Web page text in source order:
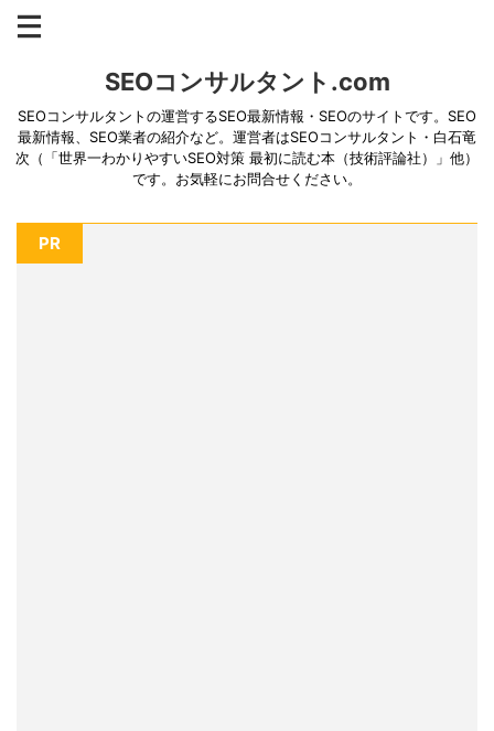
SEOコンサルタント.com
SEOコンサルタントの運営するSEO最新情報・SEOのサイトです。SEO
最新情報、SEO業者の紹介など。運営者はSEOコンサルタント・白石竜
次（「世界一わかりやすいSEO対策 最初に読む本（技術評論社）」他）
です。お気軽にお問合せください。
PR